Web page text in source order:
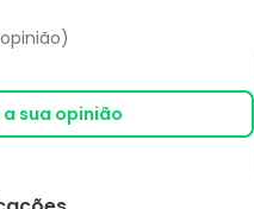
a sua opinião